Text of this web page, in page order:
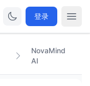
登录
NovaMind
AI